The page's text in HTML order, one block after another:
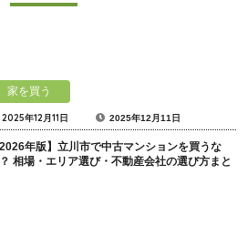
家を買う
2025年12月11日 2025年12月11日
2026年版】立川市で中古マンションを買うな
相場・エリア選び・不動産会社の選び方まと